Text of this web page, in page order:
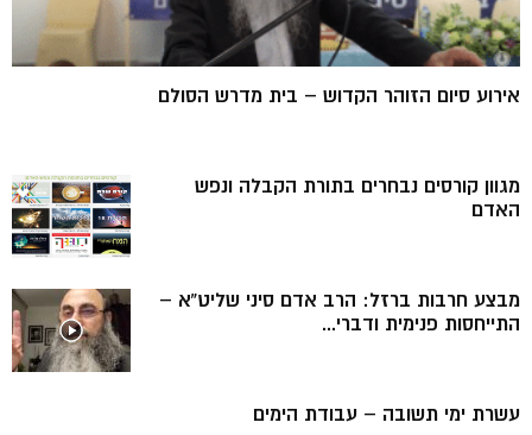
אירוע סיום הזוהר הקדוש – בית מדרש הסולם
מגוון קורסים נבחרים בתורת הקבלה ונפש
האדם
מבצע חרבות ברזל: הרב אדם סיני שליט”א –
התייחסות פנימית ודברי...
עשרת ימי תשובה – עבודת הימים